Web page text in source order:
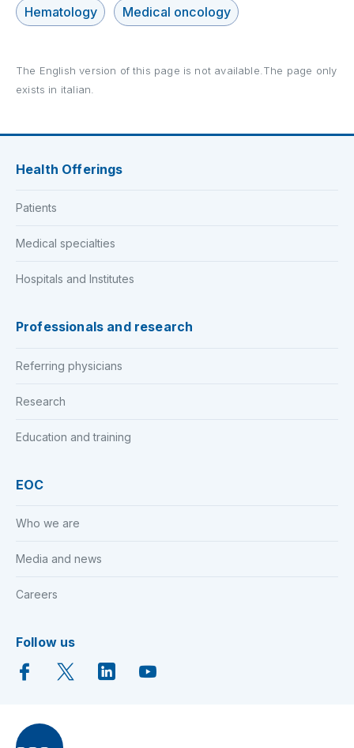
Hematology Medical oncology
The English version of this page is not available.The page only
exists in italian.
Health Offerings
Patients
Medical specialties
Hospitals and Institutes
Professionals and research
Referring physicians
Research
Education and training
EOC
Who we are
Media and news
Careers
Follow us